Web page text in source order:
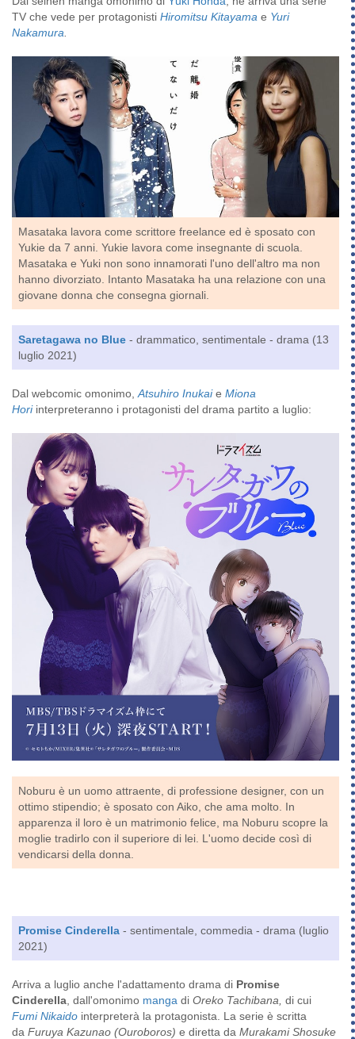
TV che vede per protagonisti Hiromitsu Kitayama e Yuri
Nakamura
Masataka lavora come scrittore freelance ed è sposato con
Yukie da 7 anni. Yukie lavora come insegnante di scuola.
Masataka e Yuki non sono innamorati l'uno dell'altro ma non
hanno divorziato. Intanto Masataka ha una relazione con una
giovane donna che consegna giornali.
Saretagawa no Blue - drammatico, sentimentale - drama (13
luglio 2021)
Dal webcomic omonimo, Atsuhiro Inukai e Miona
Horiinterpreteranno i protagonisti del drama partito a luglio:
Noburu è un uomo attraente, di professione designer, con un
ottimo stipendio; è sposato con Aiko, che ama molto. In
apparenza il loro è un matrimonio felice, ma Noburu scopre la
moglie tradirlo con il superiore di lei. L'uomo decide così di
vendicarsi della donna.
Promise Cinderella - sentimentale, commedia - drama (luglio
2021)
Arriva a luglio anche l'adattamento drama di Promise
Cinderella , dall'omonimo manga di Oreko Tachibana, di cui
Fumi Nikaido interpreterà la protagonista. La serie è scritta
da Furuya Kazunao (Ouroboros) e diretta da Murakami Shosuke